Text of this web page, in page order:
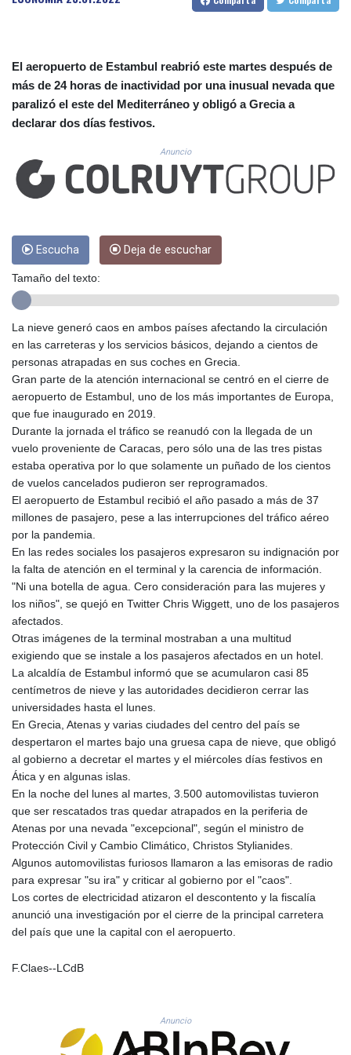
CUP 30.638304
DKK 7.475775
DOP 67.310518
DZD 153.693346
FJD 2.553443
FKP 0.857585
GGP 0.857585
GHS 13.528316
GMD 84.980911
GTQ 8.797491
GYD 241.183453
HKD 9.070539
HNL 30.905421
HRK 7.534365
HUF 363.454703
IDR 20538.069336
ILS 3.466464
IMP 0.857585
INR 110.147015
IQD 1510.466959
1590359.224806
ISK 142.612646
JEP 0.857585
JMD 183.115818
JPY 183.485869
KES 149.56077
KGS 101.10619
KHR 4683.447881
KRW 1640.253536
KWD 0.357104
KYD 0.960897
LAK 26033.935768
LBP
103255.774835
LKR 386.757893
LRD 208.125242
LSL 18.73251
LTL 3.413847
LVL 0.699351
LYD 7.334236
MMK 2427.420348
MNT 4155.540854
El aeropuerto de Estambul reabrió este martes después de
más de 24 horas de inactividad por una inusual nevada que
paralizó el este del Mediterráneo y obligó a Grecia a
declarar dos días festivos.
Anuncio
Escucha Deja de escuchar
Tamaño del texto:
La nieve generó caos en ambos países afectando la circulación
en las carreteras y los servicios básicos, dejando a cientos de
personas atrapadas en sus coches en Grecia.
Gran parte de la atención internacional se centró en el cierre de
aeropuerto de Estambul, uno de los más importantes de Europa,
que fue inaugurado en 2019.
Durante la jornada el tráfico se reanudó con la llegada de un
vuelo proveniente de Caracas, pero sólo una de las tres pistas
estaba operativa por lo que solamente un puñado de los cientos
de vuelos cancelados pudieron ser reprogramados.
El aeropuerto de Estambul recibió el año pasado a más de 37
millones de pasajero, pese a las interrupciones del tráfico aéreo
por la pandemia.
En las redes sociales los pasajeros expresaron su indignación por
la falta de atención en el terminal y la carencia de información.
"Ni una botella de agua. Cero consideración para las mujeres y
los niños", se quejó en Twitter Chris Wiggett, uno de los pasajeros
afectados.
Otras imágenes de la terminal mostraban a una multitud
exigiendo que se instale a los pasajeros afectados en un hotel.
La alcaldía de Estambul informó que se acumularon casi 85
centímetros de nieve y las autoridades decidieron cerrar las
universidades hasta el lunes.
En Grecia, Atenas y varias ciudades del centro del país se
despertaron el martes bajo una gruesa capa de nieve, que obligó
al gobierno a decretar el martes y el miércoles días festivos en
Ática y en algunas islas.
En la noche del lunes al martes, 3.500 automovilistas tuvieron
que ser rescatados tras quedar atrapados en la periferia de
Atenas por una nevada "excepcional", según el ministro de
Protección Civil y Cambio Climático, Christos Stylianides.
Algunos automovilistas furiosos llamaron a las emisoras de radio
para expresar "su ira" y criticar al gobierno por el "caos".
Los cortes de electricidad atizaron el descontento y la fiscalía
anunció una investigación por el cierre de la principal carretera
del país que une la capital con el aeropuerto.
F.Claes--LCdB
Anuncio